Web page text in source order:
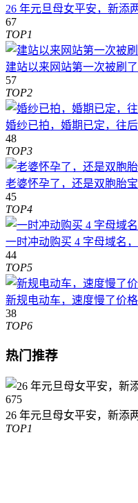
26 年元旦母女平安，新添
67
TOP1
建站以来网站第一次被刷
57
TOP2
婚纱已拍，婚期已定，往
48
TOP3
老婆怀孕了，还是双胞胎
45
TOP4
一时冲动购买 4 字母域名
44
TOP5
新规电动车，速度慢了价
38
TOP6
热门推荐
675
26 年元旦母女平安，新添
TOP1